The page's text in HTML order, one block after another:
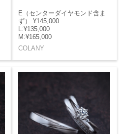
E（センターダイヤモンド含ま
ず）:¥145,000
L:¥135,000
M:¥165,000
COLANY